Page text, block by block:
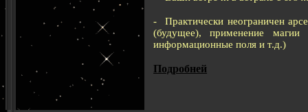
- Практически неограничен
(будущее), применение
информационные поля и т.д.)
Подробней